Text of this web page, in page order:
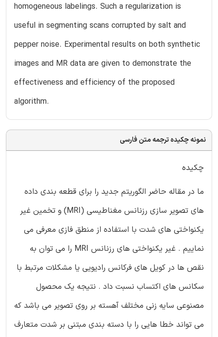
homogeneous labelings. Such a regularization is
useful in segmenting scans corrupted by salt and
pepper noise. Experimental results on both synthetic
images and MR data are given to demonstrate the
effectiveness and efficiency of the proposed
algorithm.
نمونه چکیده ترجمه متن فارسی
چکیده
ما در مقاله حاضر الگوریتم جدید را برای قطعه بندی داده
های تصویر سازی رزنانس مغناطیسی (MRI) و تخمین غیر
یکنواختی های شدت با استفاده از منطق فازی معرفی می
نماییم . غیر یکنواختی های رزنانس MRI را می توان به
نقص ها در کویل های فرکانس رادیویی یا مشکلات مرتبط با
سکانس های اکتساب نسبت داد . نتیجه یک محصول
مصنوعی سایه زنی مختلف آهسته بر روی تصویر می باشد که
می تواند خطا هایی را با دسته بندی مبتنی بر شدت متعارف